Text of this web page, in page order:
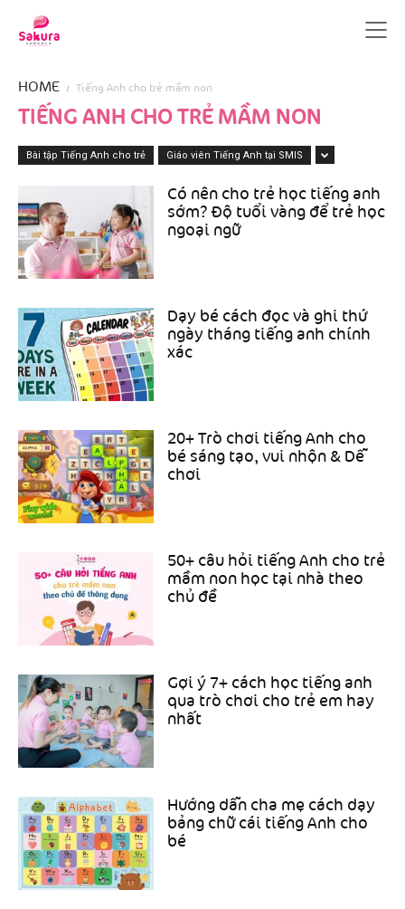
HOME Tiếng Anh cho trẻ mầm non
TIẾNG ANH CHO TRẺ MẦM NON
Bài tập Tiếng Anh cho trẻ Giáo viên Tiếng Anh tại SMIS
Có nên cho trẻ học tiếng anh
sớm? Độ tuổi vàng để trẻ học
ngoại ngữ
Dạy bé cách đọc và ghi thứ
ngày tháng tiếng anh chính
xác
20+ Trò chơi tiếng Anh cho
bé sáng tạo, vui nhộn & Dễ
chơi
50+ câu hỏi tiếng Anh cho trẻ
mầm non học tại nhà theo
chủ đề
Gợi ý 7+ cách học tiếng anh
qua trò chơi cho trẻ em hay
nhất
Hướng dẫn cha mẹ cách dạy
bảng chữ cái tiếng Anh cho
bé